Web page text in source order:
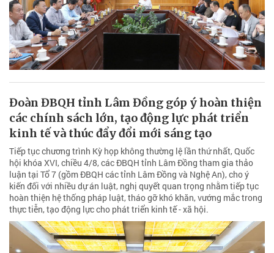
Đoàn ĐBQH tỉnh Lâm Đồng góp ý hoàn thiện
các chính sách lớn, tạo động lực phát triển
kinh tế và thúc đẩy đổi mới sáng tạo
Tiếp tục chương trình Kỳ họp không thường lệ lần thứ nhất, Quốc
hội khóa XVI, chiều 4/8, các ĐBQH tỉnh Lâm Đồng tham gia thảo
luận tại Tổ 7 (gồm ĐBQH các tỉnh Lâm Đồng và Nghệ An), cho ý
kiến đối với nhiều dự án luật, nghị quyết quan trọng nhằm tiếp tục
hoàn thiện hệ thống pháp luật, tháo gỡ khó khăn, vướng mắc trong
thực tiễn, tạo động lực cho phát triển kinh tế - xã hội.